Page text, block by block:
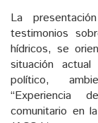
La
testimonios
hídricos, se
situación
político,
“Experiencia
comunitario en